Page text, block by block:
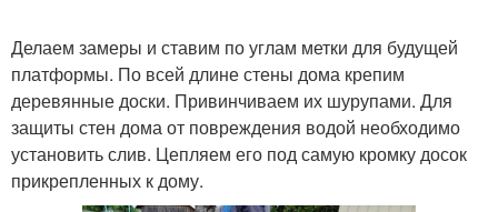
Делаем замеры и ставим по углам метки для будущей
платформы. По всей длине стены дома крепим
деревянные доски. Привинчиваем их шурупами. Для
защиты стен дома от повреждения водой необходимо
установить слив. Цепляем его под самую кромку досок
прикрепленных к дому.